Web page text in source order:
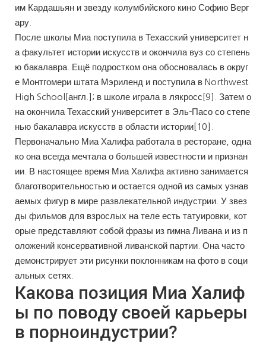
им Кардашьян и звезду колумбийского кино Софию Верг
ару.
После школы Миа поступила в Техасский университет н
а факультет истории искусств и окончила вуз со степень
ю бакалавра. Ещё подростком она обосновалась в округ
е Монтгомери штата Мэриленд и поступила в Northwest
High School[англ.]; в школе играла в лякросс[9]. Затем о
на окончила Техасский университет в Эль-Пасо со степе
нью бакалавра искусств в области истории[10].
Первоначально Миа Халифа работала в ресторане, одна
ко она всегда мечтала о большей известности и признан
ии. В настоящее время Миа Халифа активно занимается
благотворительностью и остается одной из самых узнав
аемых фигур в мире развлекательной индустрии. У звез
ды фильмов для взрослых на теле есть татуировки, кот
орые представляют собой фразы из гимна Ливана и из п
оложений консервативной ливанской партии. Она часто
демонстрирует эти рисунки поклонникам на фото в соци
альных сетях.
Какова позиция Миа Халиф
ы по поводу своей карьеры
в порноиндустрии?